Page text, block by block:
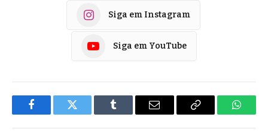
Siga em Instagram
Siga em YouTube
FacebookTwitter Tumblr
E-
Copiar